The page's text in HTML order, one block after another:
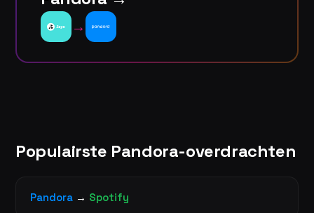
→
Populairste Pandora-overdrachten
Pandora → Spotify